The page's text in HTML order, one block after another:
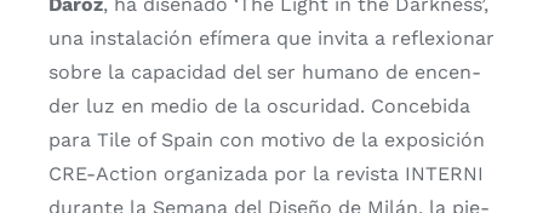
Daroz, ha dise­ña­do ‘The Light in the Dark­ness’,
una ins­ta­la­ción efí­me­ra que invi­ta a refle­xio­nar
sobre la capa­ci­dad del ser humano de encen­
der luz en medio de la oscu­ri­dad. Con­ce­bi­da
para Tile of Spain con moti­vo de la expo­si­ción
CRE-Action orga­ni­za­da por la revis­ta INTERNI
duran­te la Sema­na del Dise­ño de Milán, la pie­